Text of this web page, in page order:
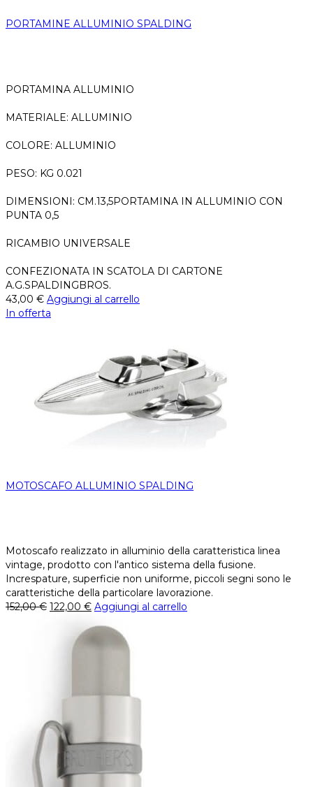
PORTAMINE ALLUMINIO SPALDING
PORTAMINA ALLUMINIO
MATERIALE: ALLUMINIO
COLORE: ALLUMINIO
PESO: KG 0.021
DIMENSIONI: CM.13,5PORTAMINA IN ALLUMINIO CON
PUNTA 0,5
RICAMBIO UNIVERSALE
CONFEZIONATA IN SCATOLA DI CARTONE
A.G.SPALDINGBROS.
43,00 € Aggiungi al carrello
In offerta
MOTOSCAFO ALLUMINIO SPALDING
Motoscafo realizzato in alluminio della caratteristica linea
vintage, prodotto con l'antico sistema della fusione.
Increspature, superficie non uniforme, piccoli segni sono le
caratteristiche della particolare lavorazione.
152,00€ 122,00 € Aggiungi al carrello